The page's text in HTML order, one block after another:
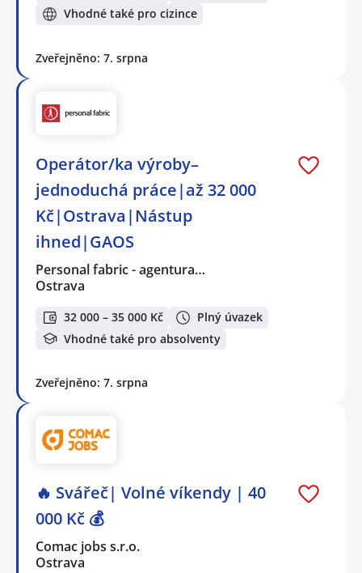
Vhodné také pro cizince
Zveřejněno: 7. srpna
Operátor/ka výroby–
jednoduchá práce|až 32 000
Kč|Ostrava|Nástup
ihned|GAOS
Personal fabric - agentura…
Ostrava
32 000 – 35 000 Kč
Plný úvazek
Vhodné také pro absolventy
Zveřejněno: 7. srpna
🔥 Svářeč| Volné víkendy | 40
000 Kč 💰
Comac jobs s.r.o.
Ostrava